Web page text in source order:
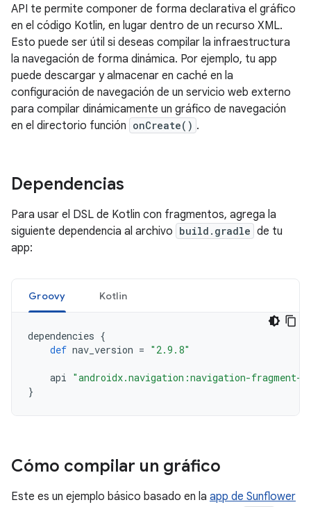
API te permite componer de forma declarativa el gráfico
en el código Kotlin, en lugar dentro de un recurso XML.
Esto puede ser útil si deseas compilar la infraestructura
la navegación de forma dinámica. Por ejemplo, tu app
puede descargar y almacenar en caché en la
configuración de navegación de un servicio web externo
para compilar dinámicamente un gráfico de navegación
en el directorio función onCreate() .
Dependencias
Para usar el DSL de Kotlin con fragmentos, agrega la
siguiente dependencia al archivo build.gradle de tu
app:
Groovy Kotlin
dependencies {
def nav_version = "2.9.8"
api "androidx.navigation:navigation-fragment-
}
Cómo compilar un gráfico
Este es un ejemplo básico basado en la app de Sunflower